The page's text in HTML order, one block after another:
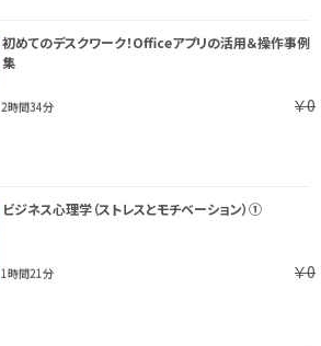
初めてのデスクワーク！Officeアプリの活用＆操作事例
集
2時間34分 ￥0
ビジネス心理学（ストレスとモチベーション）①
1時間21分 ￥0